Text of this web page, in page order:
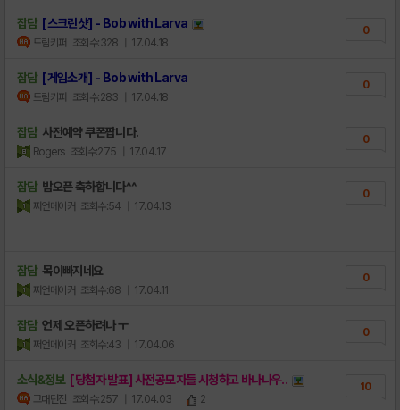
잡담 [스크린샷] - Bob with Larva
드림키퍼 조회수:328 | 17.04.18
0
잡담 [게임소개] - Bob with Larva
드림키퍼 조회수:283 | 17.04.18
0
잡담 사전예약 쿠폰팝니다.
Rogers 조회수:275 | 17.04.17
0
잡담 밥오픈 축하합니다^^
쩌언메이커 조회수:54 | 17.04.13
0
잡담 목이빠지네요
쩌언메이커 조회수:68 | 17.04.11
0
잡담 언제 오픈하려나 ㅜ
쩌언메이커 조회수:43 | 17.04.06
0
소식&정보 [당첨자 발표] 사전공모자들 시청하고 바나나우..
고대던전 조회수:257 | 17.04.03 2
10